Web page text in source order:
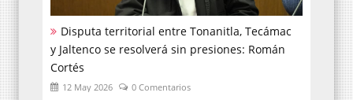
Disputa territorial entre Tonanitla, Tecámac
y Jaltenco se resolverá sin presiones: Román
Cortés
12 May 2026 0 Comentarios